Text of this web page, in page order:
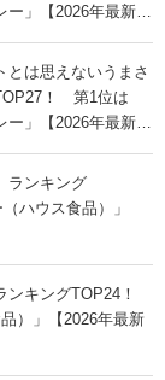
」【2026年最新調
とは思えないうまさ
！ 第1位は
」【2026年最新調
ランキング
ハウス食品）」
ンキングTOP24！
）」【2026年最新